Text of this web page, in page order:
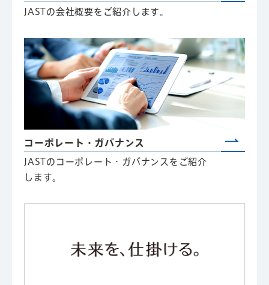
JASTの会社概要をご紹介します。
コーポレート・ガバナンス
JASTのコーポレート・ガバナンスをご紹介
します。